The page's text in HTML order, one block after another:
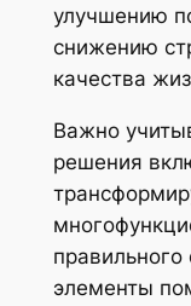
улучшению
снижению
качества
Важно
решения
элементы